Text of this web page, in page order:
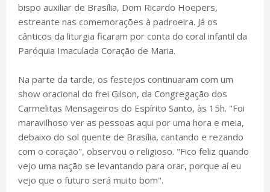
bispo auxiliar de Brasília, Dom Ricardo Hoepers,
estreante nas comemorações à padroeira. Já os
cânticos da liturgia ficaram por conta do coral infantil da
Paróquia Imaculada Coração de Maria.
Na parte da tarde, os festejos continuaram com um
show oracional do frei Gilson, da Congregação dos
Carmelitas Mensageiros do Espírito Santo, às 15h. "Foi
maravilhoso ver as pessoas aqui por uma hora e meia,
debaixo do sol quente de Brasília, cantando e rezando
com o coração", observou o religioso. "Fico feliz quando
vejo uma nação se levantando para orar, porque aí eu
vejo que o futuro será muito bom".